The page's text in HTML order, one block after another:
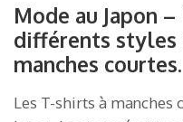
Mode au Japon
différents styles
manches courtes.
Les T-shirts à